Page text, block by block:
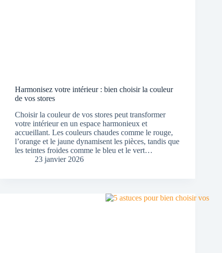
Harmonisez votre intérieur : bien choisir la couleur
de vos stores
Choisir la couleur de vos stores peut transformer
votre intérieur en un espace harmonieux et
accueillant. Les couleurs chaudes comme le rouge,
l’orange et le jaune dynamisent les pièces, tandis que
les teintes froides comme le bleu et le vert…
23 janvier 2026